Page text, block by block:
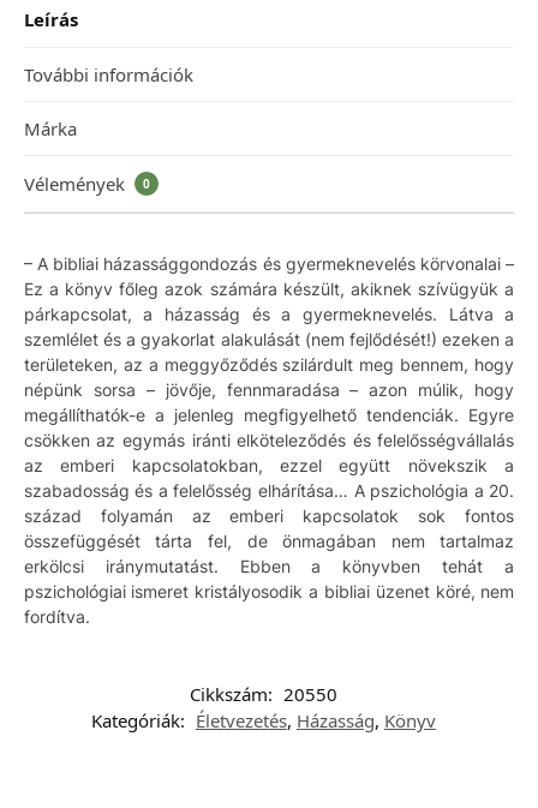
Leírás
További információk
Márka
Vélemények 0
– A bibliai házassággondozás és gyermeknevelés körvonalai –
Ez a könyv főleg azok számára készült, akiknek szívügyük a
párkapcsolat, a házasság és a gyermeknevelés. Látva a
szemlélet és a gyakorlat alakulását (nem fejlődését!) ezeken a
területeken, az a meggyőződés szilárdult meg bennem, hogy
népünk sorsa – jövője, fennmaradása – azon múlik, hogy
megállíthatók-e a jelenleg megfigyelhető tendenciák. Egyre
csökken az egymás iránti elköteleződés és felelősségvállalás
az emberi kapcsolatokban, ezzel együtt növekszik a
szabadosság és a felelősség elhárítása… A pszichológia a 20.
század folyamán az emberi kapcsolatok sok fontos
összefüggését tárta fel, de önmagában nem tartalmaz
erkölcsi iránymutatást. Ebben a könyvben tehát a
pszichológiai ismeret kristályosodik a bibliai üzenet köré, nem
fordítva.
Cikkszám: 20550
Kategóriák: Életvezetés, Házasság, Könyv